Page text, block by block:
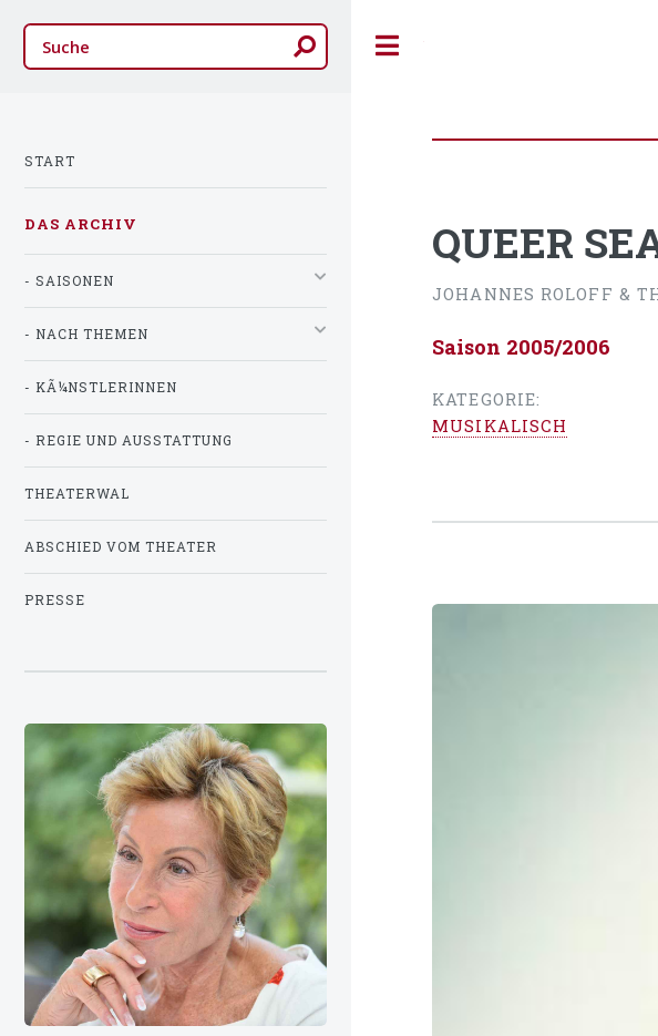
QUEER
JOHANNES ROLOFF &
Saison 2005/2006
KATEGORIE:
MUSIKALISCH
START
DAS ARCHIV
- SAISONEN
- NACH THEMEN
- KÃ¼NSTLERINNEN
- REGIE UND AUSSTATTUNG
THEATERWAL
ABSCHIED VOM THEATER
PRESSE
Toggle